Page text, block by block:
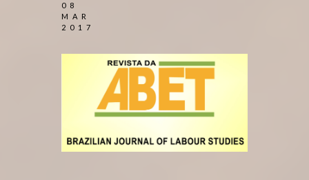
08
MAR
2017